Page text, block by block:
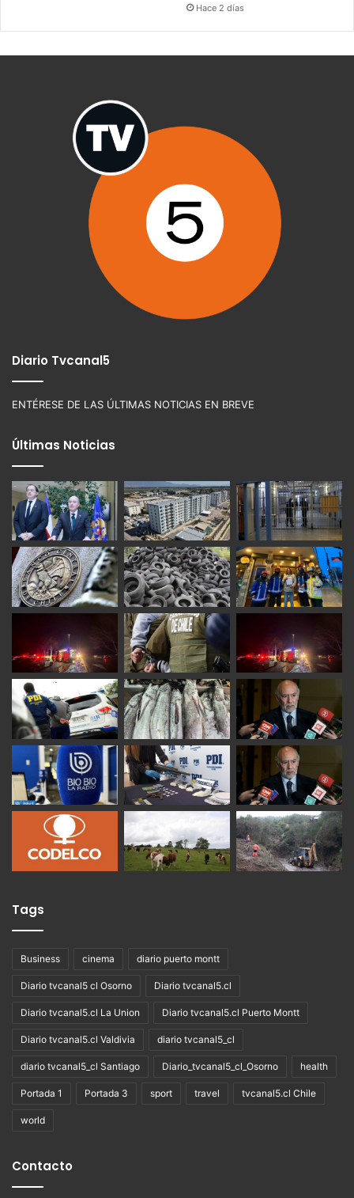
Hace 2 días
Diario Tvcanal5
ENTÉRESE DE LAS ÚLTIMAS NOTICIAS EN BREVE
Últimas Noticias
Tags
Business cinema diario puerto montt
Diario tvcanal5 cl Osorno Diario tvcanal5.cl
Diario tvcanal5.cl La Union Diario tvcanal5.cl Puerto Montt
Diario tvcanal5.cl Valdivia diario tvcanal5_cl
diario tvcanal5_cl Santiago Diario_tvcanal5_cl_Osorno health
Portada 1 Portada 3 sport travel tvcanal5.cl Chile
world
Contacto